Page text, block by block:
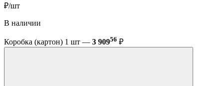
₽/шт
В наличии
Коробка (картон) 1 шт — 3 90956 ₽